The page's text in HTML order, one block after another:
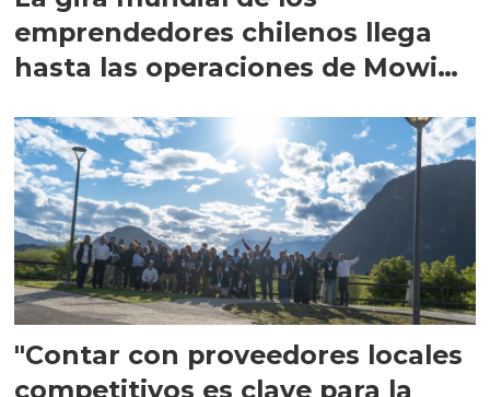
emprendedores chilenos llega
hasta las operaciones de Mowi
"Contar con proveedores locales
competitivos es clave para la